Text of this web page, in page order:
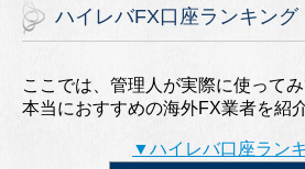
ハイレバFX口座ランキング
ここでは、管理人が実際に使ってみ
本当におすすめの海外FX業者を紹
▼ハイレバ口座ラン